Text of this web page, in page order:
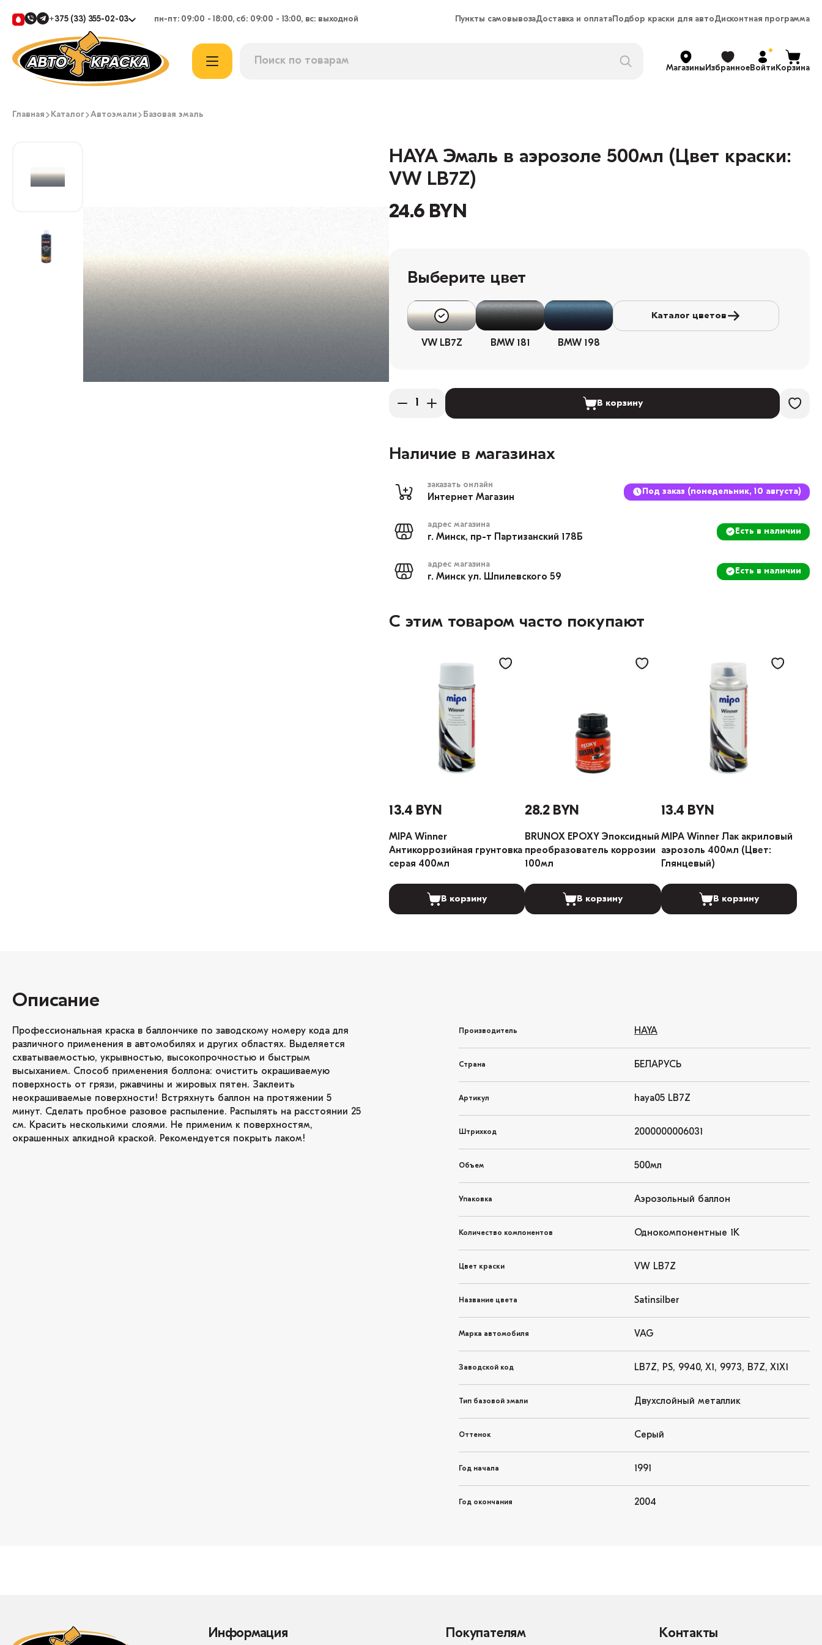
+375 (33) 355-02-03 пн-пт: 09:00 - 18:00, сб: 09:00 - 13:00, вс: выходной Пункты самовывозаДоставка и оплатаПодбор краски для автоДисконтная программа
МагазиныИзбранноеВойтиКорзина
Главная Каталог Автоэмали Базовая эмаль
HAYA Эмаль в аэрозоле 500мл (Цвет краски:
VW LB7Z)
24.6 BYN
Выберите цвет
VW LB7Z BMW 181 BMW 198
Каталог цветов
В корзину
Наличие в магазинах
заказать онлайн
Интернет Магазин
Под заказ (понедельник, 10 августа)
адрес магазина
г. Минск, пр-т Партизанский 178Б
Есть в наличии
адрес магазина
г. Минск ул. Шпилевского 59
Есть в наличии
С этим товаром часто покупают
13.4 BYN
MIPA Winner
Антикоррозийная грунтовка
серая 400мл
В корзину
28.2 BYN
BRUNOX EPOXY Эпоксидный
преобразователь коррозии
100мл
В корзину
13.4 BYN
MIPA Winner Лак акриловый
аэрозоль 400мл (Цвет:
Глянцевый)
В корзину
Описание
Профессиональная краска в баллончике по заводскому номеру кода для
различного применения в автомобилях и других областях. Выделяется
схватываемостью, укрывностью, высокопрочностью и быстрым
высыханием. Способ применения боллона: очистить окрашиваемую
поверхность от грязи, ржавчины и жировых пятен. Заклеить
неокрашиваемые поверхности! Встряхнуть баллон на протяжении 5
минут. Сделать пробное разовое распыление. Распылять на расстоянии 25
см. Красить несколькими слоями. Не применим к поверхностям,
окрашенных алкидной краской. Рекомендуется покрыть лаком!
Производитель HAYA
Страна БЕЛАРУСЬ
Артикул haya05 LB7Z
Штрихкод 2000000006031
Объем 500мл
Упаковка Аэрозольный баллон
Количество компонентов Однокомпонентные 1K
Цвет краски VW LB7Z
Название цвета Satinsilber
Марка автомобиля VAG
Заводской код LB7Z, PS, 9940, X1, 9973, B7Z, X1X1
Тип базовой эмали Двухслойный металлик
Оттенок Серый
Год начала 1991
Год окончания 2004
Информация Покупателям Контакты